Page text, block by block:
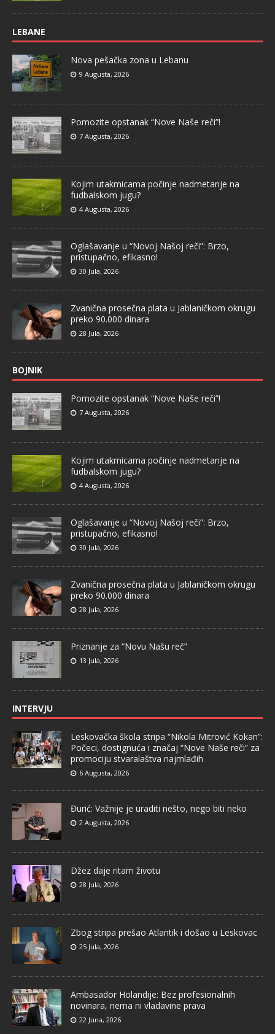
LEBANE
Nova pešačka zona u Lebanu
9 Augusta, 2026
Pomozite opstanak “Nove Naše reči”!
7 Augusta, 2026
Kojim utakmicama počinje nadmetanje na
fudbalskom jugu?
4 Augusta, 2026
Oglašavanje u “Novoj Našoj reči”: Brzo,
pristupačno, efikasno!
30 Jula, 2026
Zvanična prosečna plata u Jablaničkom okrugu
preko 90.000 dinara
28 Jula, 2026
BOJNIK
Pomozite opstanak “Nove Naše reči”!
7 Augusta, 2026
Kojim utakmicama počinje nadmetanje na
fudbalskom jugu?
4 Augusta, 2026
Oglašavanje u “Novoj Našoj reči”: Brzo,
pristupačno, efikasno!
30 Jula, 2026
Zvanična prosečna plata u Jablaničkom okrugu
preko 90.000 dinara
28 Jula, 2026
Priznanje za “Novu Našu reč”
13 Jula, 2026
INTERVJU
Leskovačka škola stripa “Nikola Mitrović Kokan”:
Počeci, dostignuća i značaj “Nove Naše reči” za
promociju stvaralaštva najmlađih
6 Augusta, 2026
Đurić: Važnije je uraditi nešto, nego biti neko
2 Augusta, 2026
Džez daje ritam životu
28 Jula, 2026
Zbog stripa prešao Atlantik i došao u Leskovac
25 Jula, 2026
Ambasador Holandije: Bez profesionalnih
novinara, nema ni vladavine prava
22 Juna, 2026